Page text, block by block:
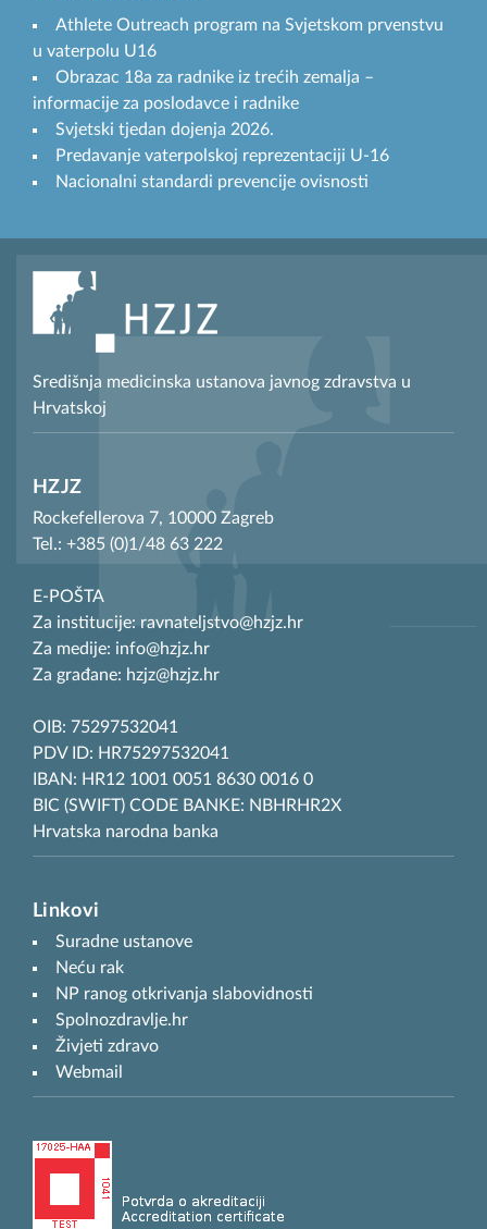
Athlete Outreach program na Svjetskom prvenstvu
u vaterpolu U16
Obrazac 18a za radnike iz trećih zemalja –
informacije za poslodavce i radnike
Svjetski tjedan dojenja 2026.
Predavanje vaterpolskoj reprezentaciji U-16
Nacionalni standardi prevencije ovisnosti
Središnja medicinska ustanova javnog zdravstva u
Hrvatskoj
HZJZ
Rockefellerova 7, 10000 Zagreb
Tel.: +385 (0)1/48 63 222
E-POŠTA
Za institucije: ravnateljstvo@hzjz.hr
Za medije: info@hzjz.hr
Za građane: hzjz@hzjz.hr
OIB: 75297532041
PDV ID: HR75297532041
IBAN: HR12 1001 0051 8630 0016 0
BIC (SWIFT) CODE BANKE: NBHRHR2X
Hrvatska narodna banka
Linkovi
Suradne ustanove
Neću rak
NP ranog otkrivanja slabovidnosti
Spolnozdravlje.hr
Živjeti zdravo
Webmail